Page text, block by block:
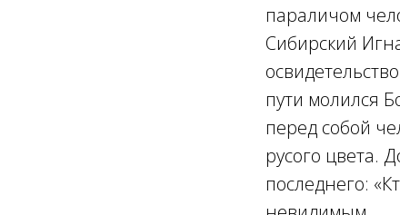
параличом
Сибирский
пути молился
перед собой
русого цвета.
последнего: